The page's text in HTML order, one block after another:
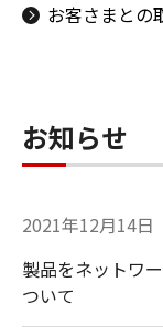
お客さまとの
お知らせ
2021年12月14日
製品をネットワ
ついて